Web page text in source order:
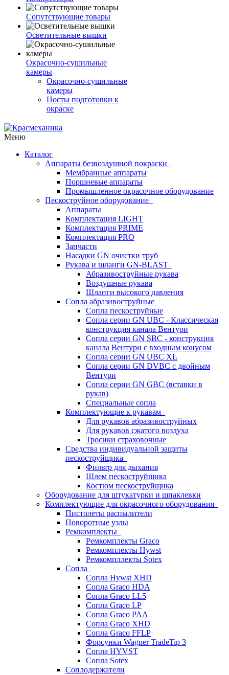
Сопутствующие товары
Осветительные вышки
Окрасочно-сушильные
камеры
Окрасочно-сушильные
камеры
Посты подготовки к
окраске
Меню
Каталог
Аппараты безвоздушной покраски
Мембранные аппараты
Поршневые аппараты
Промышленное окрасочное оборудование
Пескоструйное оборудование
Аппараты
Комплектация LIGHT
Комплектация PRIME
Комплектация PRO
Запчасти
Насадки GN очистки труб
Рукава и шланги GN-BLAST
Абразивоструйные рукава
Воздушные рукава
Шланги высокого давления
Сопла абразивоструйные
Сопла пескоструйные
Сопла серии GN UBC - Классическая
конструкция канала Вентури
Сопла серии GN SBC - конструкция
канала Вентури c входным конусом
Сопла серии GN UBC XL
Сопла серии GN DVBC с двойным
Вентури
Сопла серии GN GBC (вставки в
рукав)
Специальные сопла
Комплектующие к рукавам
Для рукавов абразивоструйных
Для рукавов сжатого воздуха
Тросики страховочные
Средства индивидуальной защиты
пескоструйщика
Фильтр для дыхания
Шлем пескоструйщика
Костюм пескоструйщика
Оборудование для штукатурки и шпаклевки
Комплектующие для окрасочного оборудования
Пистолеты распылители
Поворотные узлы
Ремкомплекты
Ремкомплекты Graco
Ремкомплекты Hywst
Ремкомпллекты Sotex
Сопла
Сопла Hywst XHD
Сопла Graco HDA
Сопла Graco LL5
Сопла Graco LP
Сопла Graco PAA
Сопла Graco XHD
Сопла Graco FFLP
Форсунки Wagner TradeTip 3
Сопла HYVST
Сопла Sotex
Соплодержатели